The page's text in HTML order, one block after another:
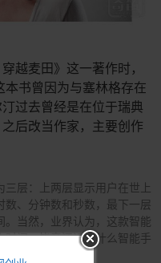
越麦田》这一著作时，
本书曾因为与塞林格存在
过去曾经是在位于瑞典
后改当作家，主要创作
层：上两层显示用户在世上
、分钟数和秒数，最下一层
。当然，业界认为，这款智能
间，毕竟还没有什么智能手